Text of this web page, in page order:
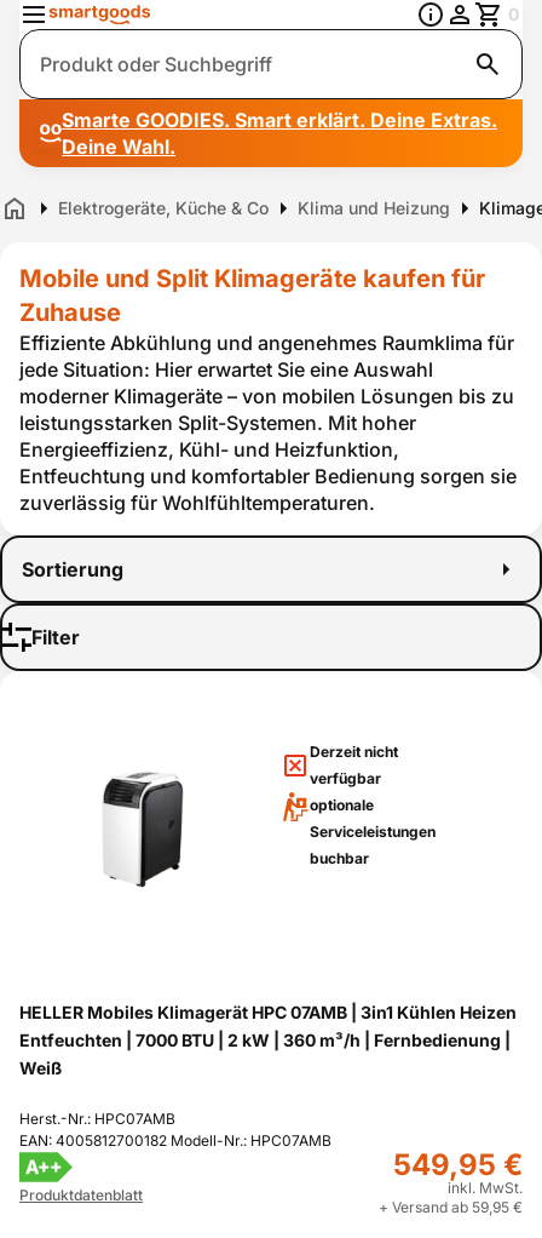
Suche
0
Smarte GOODIES. Smart erklärt. Deine Extras.
Deine Wahl.
Home Elektrogeräte, Küche & Co Klima und Heizung
Sortierung
Filter
Mobile und Split Klimageräte kaufen für
Zuhause
Effiziente Abkühlung und angenehmes Raumklima für
jede Situation: Hier erwartet Sie eine Auswahl
moderner Klimageräte – von mobilen Lösungen bis zu
leistungsstarken Split-Systemen. Mit hoher
Energieeffizienz, Kühl- und Heizfunktion,
Entfeuchtung und komfortabler Bedienung sorgen sie
zuverlässig für Wohlfühltemperaturen.
Derzeit nicht
verfügbar
optionale
Serviceleistungen
buchbar
HELLER Mobiles Klimagerät HPC 07AMB | 3in1 Kühlen Heizen
Entfeuchten | 7000 BTU | 2 kW | 360 m³/h | Fernbedienung |
Weiß
Herst.-Nr.: HPC07AMB
EAN: 4005812700182 Modell-Nr.: HPC07AMB
A++
Produktdatenblatt
549,95 €
inkl. MwSt.
+ Versand ab 59,95 €